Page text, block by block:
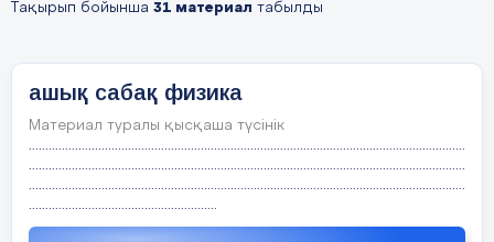
Тақырып бойынша 31 материал табылды
ашық сабақ физика
Материал туралы қысқаша түсінік
....................................................................................................................................
....................................................................................................................................
....................................................................................................................................
.........................................................